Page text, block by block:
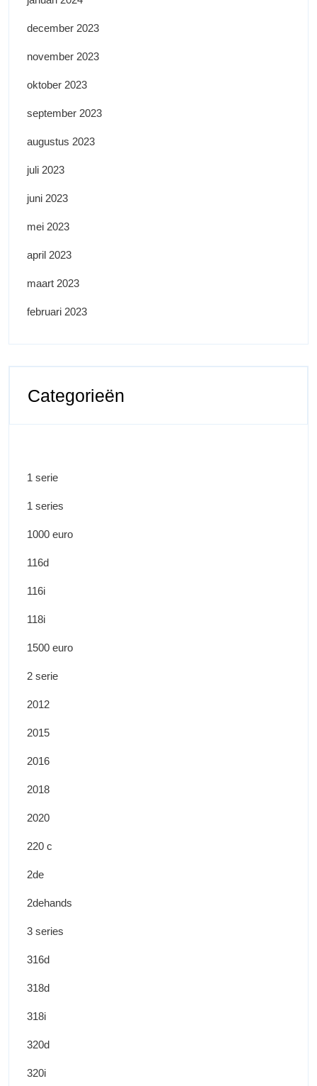
december 2023
november 2023
oktober 2023
september 2023
augustus 2023
juli 2023
juni 2023
mei 2023
april 2023
maart 2023
februari 2023
Categorieën
1 serie
1 series
1000 euro
116d
116i
118i
1500 euro
2 serie
2012
2015
2016
2018
2020
220 c
2de
2dehands
3 series
316d
318d
318i
320d
320i